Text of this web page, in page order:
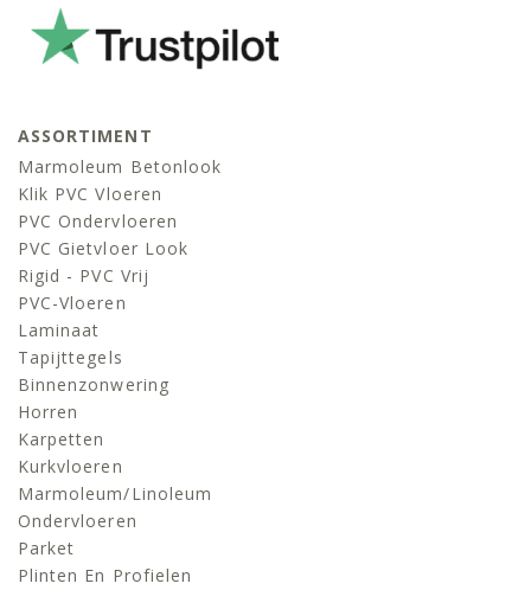
ASSORTIMENT
Marmoleum Betonlook
Klik PVC Vloeren
PVC Ondervloeren
PVC Gietvloer Look
Rigid - PVC Vrij
PVC-Vloeren
Laminaat
Tapijttegels
Binnenzonwering
Horren
Karpetten
Kurkvloeren
Marmoleum/linoleum
Ondervloeren
Parket
Plinten En Profielen